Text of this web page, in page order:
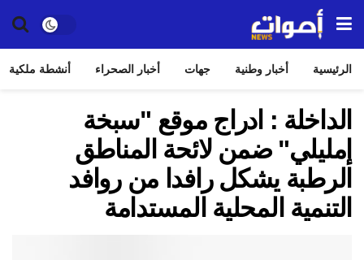
الرئيسية أخبار وطنية جهات أخبار الصحراء أنشطة ملكية
الداخلة : ادراج موقع "سبخة
إمليلي" ضمن لائحة المناطق
الرطبة يشكل رافدا من روافد
التنمية المحلية المستدامة